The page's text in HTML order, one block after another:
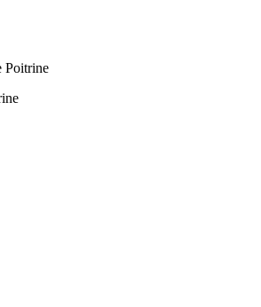
Poitrine